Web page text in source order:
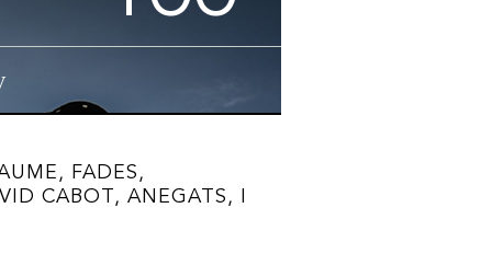
FADES,
CABOT, ANEGATS, I